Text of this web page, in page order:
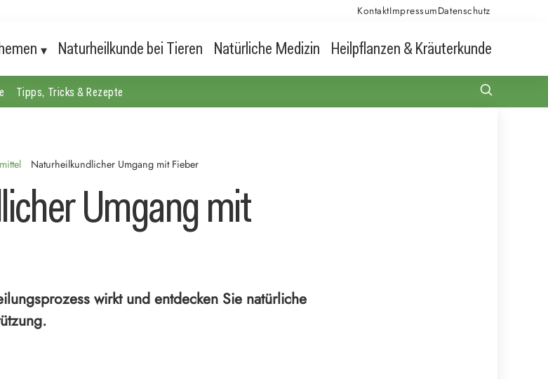
KontaktImpressumDatenschutz
Naturheilkunde bei Tieren Natürliche Medizin Heilpflanzen & Kräuterkunde
Tipps, Tricks & Rezepte
Naturheilkundlicher Umgang mit Fieber
Umgang mit
wirkt und entdecken Sie natürliche